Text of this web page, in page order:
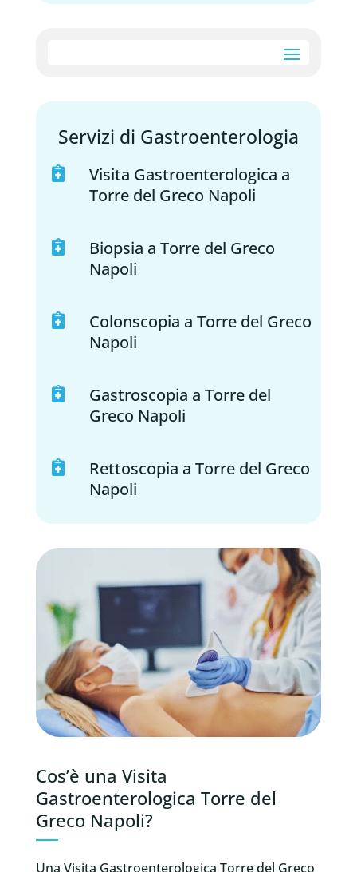
Servizi di Gastroenterologia

Visita Gastroenterologica a
Torre del Greco Napoli

Biopsia a Torre del Greco
Napoli

Colonscopia a Torre del Greco
Napoli

Gastroscopia a Torre del
Greco Napoli

Rettoscopia a Torre del Greco
Napoli
Cos’è una Visita
Gastroenterologica Torre del
Greco Napoli?
Una Visita Gastroenterologica Torre del Greco